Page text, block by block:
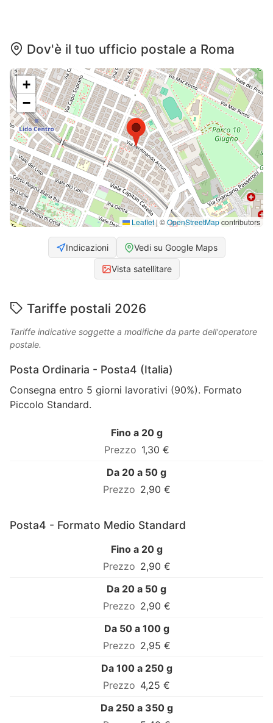
Dov'è il tuo ufficio postale a Roma
+
−
Leaflet | ©OpenStreetMapcontributors
Indicazioni Vedi su Google Maps
Vista satellitare
Tariffe postali 2026
Tariffe indicative soggette a modifiche da parte dell'operatore
postale.
Posta Ordinaria - Posta4 (Italia)
Consegna entro 5 giorni lavorativi (90%). Formato
Piccolo Standard.
Fino a 20 g
1,30 €
Da 20 a 50 g
2,90 €
Posta4 - Formato Medio Standard
Fino a 20 g
2,90 €
Da 20 a 50 g
2,90 €
Da 50 a 100 g
2,95 €
Da 100 a 250 g
4,25 €
Da 250 a 350 g